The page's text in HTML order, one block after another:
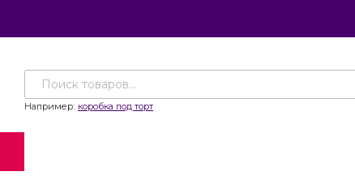
Например: коробка под торт